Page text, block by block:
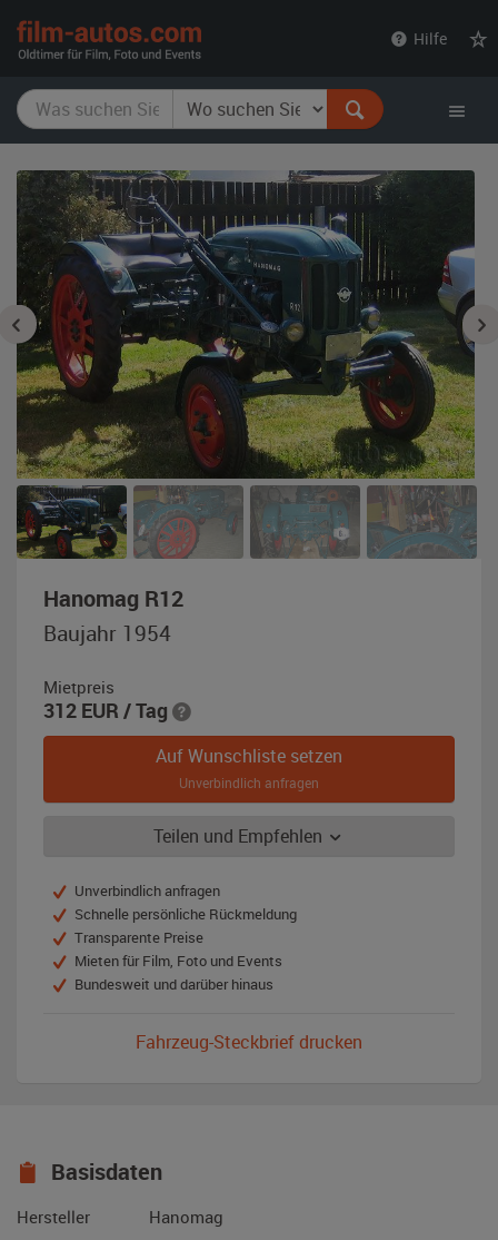
Hilfe
Hanomag R12,
Baujahr 1954
Mietpreis
312 EUR / Tag
Auf Wunschliste setzen
Unverbindlich anfragen
Teilen und Empfehlen
Unverbindlich anfragen
Schnelle persönliche Rückmeldung
Transparente Preise
Mieten für Film, Foto und Events
Bundesweit und darüber hinaus
Fahrzeug-Steckbrief drucken
Basisdaten
Hersteller
Hanomag